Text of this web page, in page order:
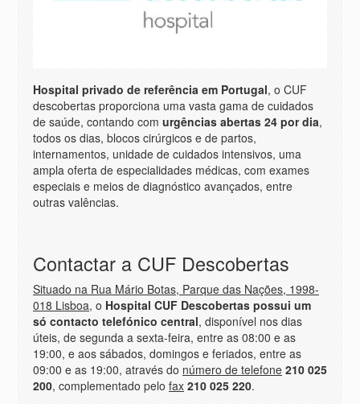
Hospital privado de referência em Portugal, o CUF
descobertas proporciona uma vasta gama de cuidados
de saúde, contando com urgências abertas 24 por dia,
todos os dias, blocos cirúrgicos e de partos,
internamentos, unidade de cuidados intensivos, uma
ampla oferta de especialidades médicas, com exames
especiais e meios de diagnóstico avançados, entre
outras valências.
Contactar a CUF Descobertas
Situado na Rua Mário Botas, Parque das Nações, 1998-
018 Lisboa, o Hospital CUF Descobertas possui um
só contacto telefónico central, disponível nos dias
úteis, de segunda a sexta-feira, entre as 08:00 e as
19:00, e aos sábados, domingos e feriados, entre as
09:00 e as 19:00, através do número de telefone 210 025
200, complementado pelo fax 210 025 220.